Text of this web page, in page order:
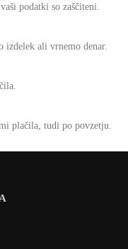
podatki so zaščiteni.
izdelek ali vrnemo denar.
plačila, tudi po povzetju.